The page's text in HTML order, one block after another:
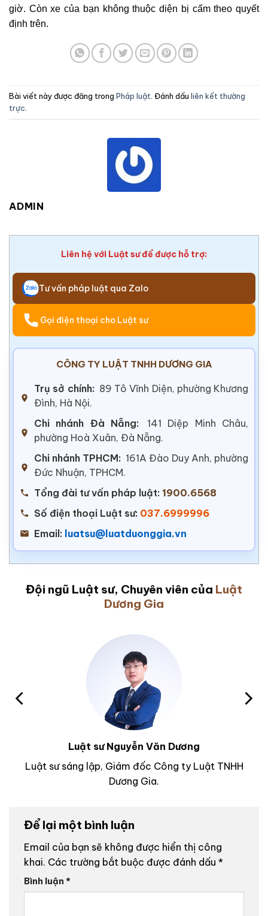
giờ. Còn xe của bạn không thuộc diện bị cấm theo quyết
định trên.
Bài viết này được đăng trong Pháp luật . Đánh dấu liên kết thường
trực
ADMIN
Liên hệ với Luật sư để được hỗ trợ:
Tư vấn pháp luật qua Zalo
Gọi điện thoại cho Luật sư
CÔNG TY LUẬT TNHH DƯƠNG GIA
Trụ sở chính: 89 Tô Vĩnh Diện, phường Khương
Đình, Hà Nội.
Chi nhánh Đà Nẵng:
141 Diệp Minh Châu,
phường Hoà Xuân, Đà Nẵng.
Chi nhánh TPHCM: 161A Đào Duy Anh, phường
Đức Nhuận, TPHCM.
Tổng đài tư vấn pháp luật: 1900.6568
Số điện thoại Luật sư: 037.6999996
Email: luatsu@luatduonggia.vn
Đội ngũ Luật sư, Chuyên viên của Luật
Dương Gia
Luật sư Nguyễn Văn Dương
Luật sư sáng lập, Giám đốc Công ty Luật TNHH
Dương Gia.
Để lại một bình luận
Email của bạn sẽ không được hiển thị công
khai. Các trường bắt buộc được đánh dấu *
Bình luận *